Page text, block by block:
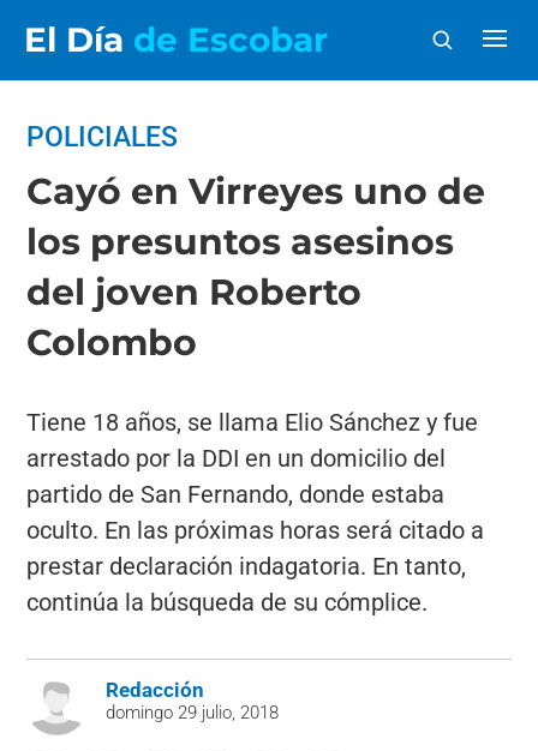
El Día de Escobar
POLICIALES
Cayó en Virreyes uno de
los presuntos asesinos
del joven Roberto
Colombo
Tiene 18 años, se llama Elio Sánchez y fue
arrestado por la DDI en un domicilio del
partido de San Fernando, donde estaba
oculto. En las próximas horas será citado a
prestar declaración indagatoria. En tanto,
continúa la búsqueda de su cómplice.
Redacción
domingo 29 julio, 2018